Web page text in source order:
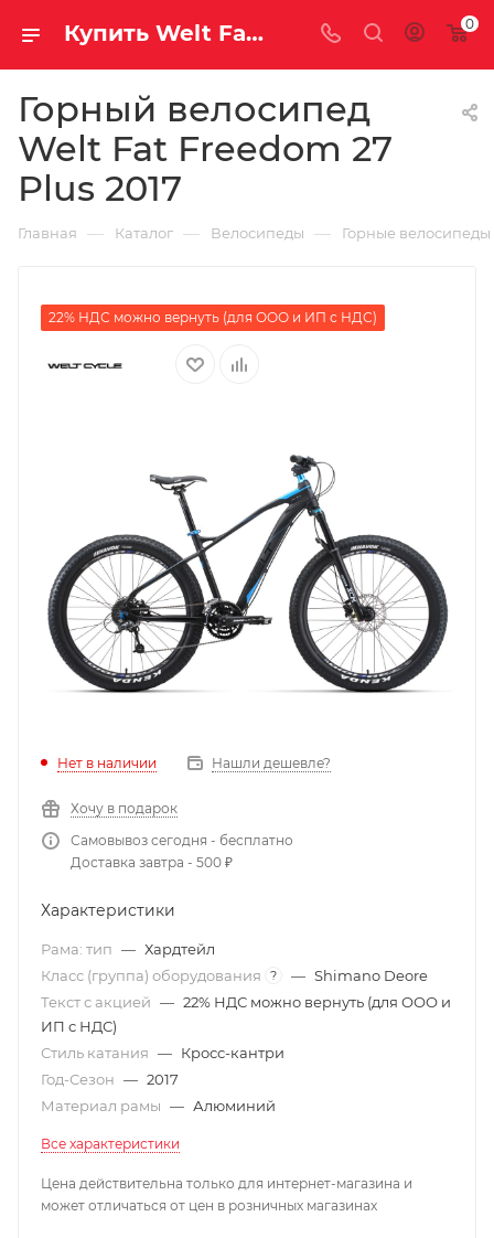
Купить Welt Fat Freedom 27 Plus 2017 за рублей, а со скидкой 0
Горный велосипед
Welt Fat Freedom 27
Plus 2017
Главная — Каталог — Велосипеды — Горные велосипеды
22% НДС можно вернуть (для ООО и ИП с НДС)
Нет в наличии Нашли дешевле?
Хочу в подарок
Самовывоз сегодня - бесплатно
Доставка завтра - 500 ₽
Характеристики
Рама: тип — Хардтейл
Класс (группа) оборудования
? — Shimano Deore
Текст с акцией — 22% НДС можно вернуть (для ООО и
ИП с НДС)
Стиль катания — Кросс-кантри
Год-Сезон — 2017
Материал рамы — Алюминий
Все характеристики
Цена действительна только для интернет-магазина и
может отличаться от цен в розничных магазинах